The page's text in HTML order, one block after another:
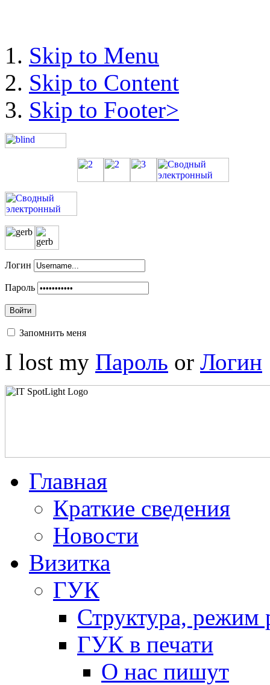
Skip to Menu
Skip to Content
Skip to Footer>
Логин
Пароль
Войти
Запомнить меня
I lost my Пароль or Логин
Главная
Краткие сведения
Новости
Визитка
ГУК
Структура, режим
ГУК в печати
О нас пишут